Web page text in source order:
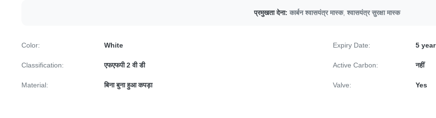
प्रमुखता देना: कार्बन श्वासयंत्र मास्क, श्वासयंत्र सुरक्षा मास्क
Color: White Expiry Date: 5
Classification: एफएफपी 2 वी डी Active Carbon: नहीं
Material: बिना बुना हुआ कपड़ा Valve: Yes